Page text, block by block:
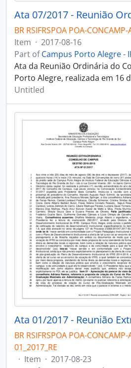
Ata 07/2017 - Reunião
BR RSIFRSPOA POA-
Item · 2017-08-16
Part ofCampus Porto Alegre -
Ata da Reunião Ordinária do
Porto Alegre, realizada em 16
Untitled
Ata 01/2017 - Reunião
BR RSIFRSPOA POA-
01_2017_RE
· Item · 2017-08-23